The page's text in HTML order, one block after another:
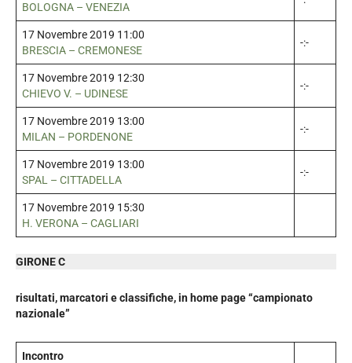
BOLOGNA – VENEZIA
17 Novembre 2019 11:00
BRESCIA – CREMONESE
-:-
17 Novembre 2019 12:30
CHIEVO V. – UDINESE
-:-
17 Novembre 2019 13:00
MILAN – PORDENONE
-:-
17 Novembre 2019 13:00
SPAL – CITTADELLA
-:-
17 Novembre 2019 15:30
H. VERONA – CAGLIARI
GIRONE C
risultati, marcatori e classifiche, in home page “campionato
nazionale”
Incontro